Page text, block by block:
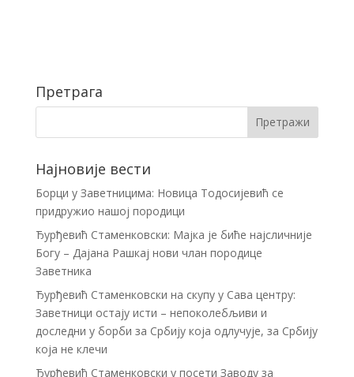
Претрага
Најновије вести
Борци у Заветницима: Новица Тодосијевић се
придружио нашој породици
Ђурђевић Стаменковски: Мајка је биће најсличније
Богу – Дајана Рашкај нови члан породице
Заветника
Ђурђевић Стаменковски на скупу у Сава центру:
Заветници остају исти – непоколебљиви и
доследни у борби за Србију која одлучује, за Србију
која не клечи
Ђурђевић Стаменковски у посети Заводу за